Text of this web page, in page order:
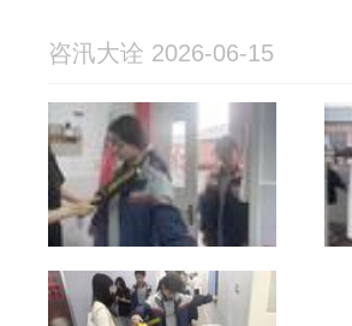
咨汛大诠 2026-06-15